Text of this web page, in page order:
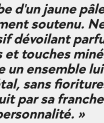
d'un jaune
soutenu.
dévoilant
et touches
un ensemble
sans
par sa franche
»